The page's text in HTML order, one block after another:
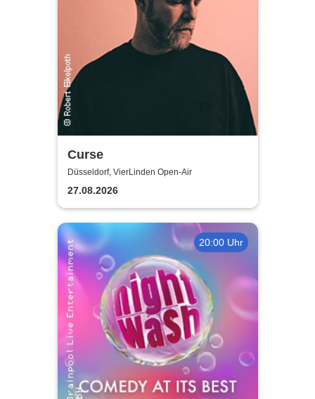
Curse
Düsseldorf, VierLinden Open-Air
27.08.2026
20:00 Uhr